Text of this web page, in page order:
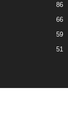
86
66
59
51